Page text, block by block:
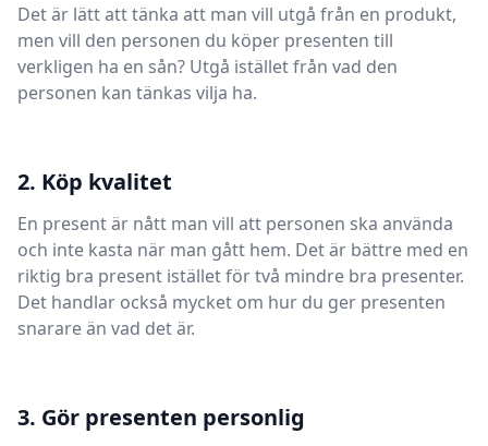
Det är lätt att tänka att man vill utgå från en produkt,
men vill den personen du köper presenten till
verkligen ha en sån? Utgå istället från vad den
personen kan tänkas vilja ha.
2. Köp kvalitet
En present är nått man vill att personen ska använda
och inte kasta när man gått hem. Det är bättre med en
riktig bra present istället för två mindre bra presenter.
Det handlar också mycket om hur du ger presenten
snarare än vad det är.
3. Gör presenten personlig